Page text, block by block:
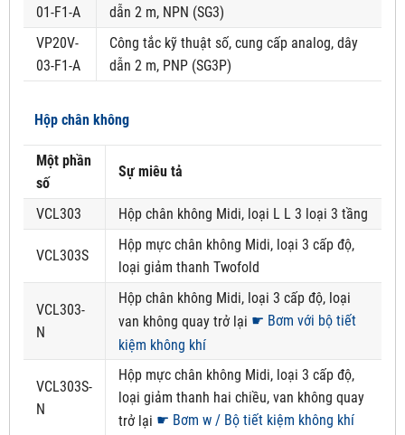
01-F1-A
dẫn 2 m, NPN (SG3)
VP20V-
03-F1-A
Công tắc kỹ thuật số, cung cấp analog, dây
dẫn 2 m, PNP (SG3P)
Hộp chân không
Một phần
số
Sự miêu tả
VCL303 Hộp chân không Midi, loại L L 3 loại 3 tầng
VCL303S
Hộp mực chân không Midi, loại 3 cấp độ,
loại giảm thanh Twofold
VCL303-
N
Hộp chân không Midi, loại 3 cấp độ, loại
van không quay trở lại ☛ Bơm với bộ tiết
kiệm không khí
VCL303S-
N
Hộp mực chân không Midi, loại 3 cấp độ,
loại giảm thanh hai chiều, van không quay
trở lại ☛ Bơm w / Bộ tiết kiệm không khí